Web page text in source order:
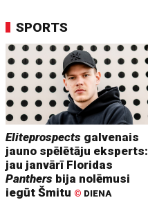
SPORTS
Eliteprospects galvenais
jauno spēlētāju eksperts:
jau janvārī Floridas
Panthers bija nolēmusi
iegūt Šmitu © DIENA